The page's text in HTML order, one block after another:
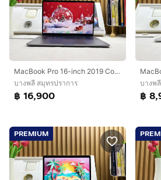
MacBook Pro 16-inch 2019 Core i7 Ram16GB SSD512GB Space Gray
บางพลี สมุทรปราการ
฿ 16,900
บางพ
฿
PREMIUM